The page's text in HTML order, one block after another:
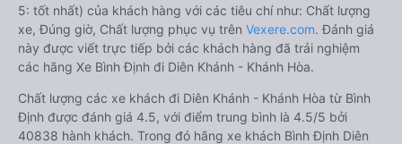
5: tốt nhất) của khách hàng với các tiêu chí như: Chất lượng
xe, Đúng giờ, Chất lượng phục vụ trên Vexere.com. Đánh giá
này được viết trực tiếp bởi các khách hàng đã trải nghiệm
các hãng Xe Bình Định đi Diên Khánh - Khánh Hòa.
Chất lượng các xe khách đi Diên Khánh - Khánh Hòa từ Bình
Định được đánh giá 4.5, với điểm trung bình là 4.5/5 bởi
40838 hành khách. Trong đó hãng xe khách Bình Định Diên